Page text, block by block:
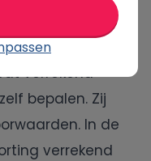
verrekend
bepalen. Zij
In de
verrekend